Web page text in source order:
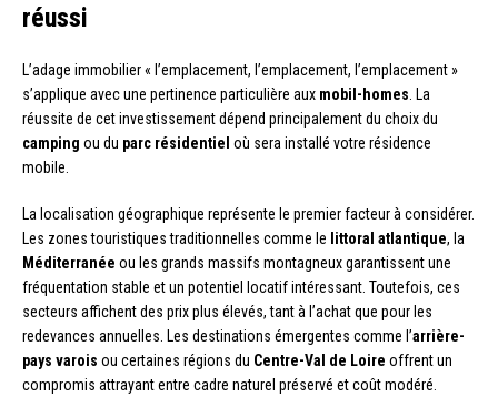
réussi
L’adage immobilier « l’emplacement, l’emplacement, l’emplacement »
s’applique avec une pertinence particulière aux mobil-homes . La
réussite de cet investissement dépend principalement du choix du
camping ou du parc résidentiel où sera installé votre résidence
mobile.
La localisation géographique représente le premier facteur à considérer.
Les zones touristiques traditionnelles comme le littoral atlantique, la
Méditerranée ou les grands massifs montagneux garantissent une
fréquentation stable et un potentiel locatif intéressant. Toutefois, ces
secteurs affichent des prix plus élevés, tant à l’achat que pour les
redevances annuelles. Les destinations émergentes comme l’arrière-
pays varois ou certaines régions du Centre-Val de Loire offrent un
compromis attrayant entre cadre naturel préservé et coût modéré.